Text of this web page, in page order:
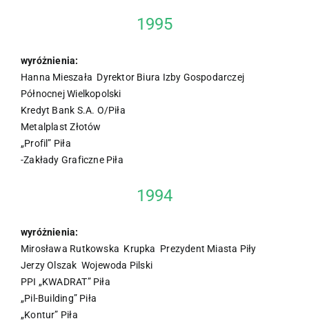
1995
wyróżnienia:
Hanna Mieszała Dyrektor Biura Izby Gospodarczej
Północnej Wielkopolski
Kredyt Bank S.A. O/Piła
Metalplast Złotów
„Profil” Piła
-Zakłady Graficzne Piła
1994
wyróżnienia:
Mirosława Rutkowska Krupka Prezydent Miasta Piły
Jerzy Olszak Wojewoda Pilski
PPI „KWADRAT” Piła
„Pil-Building” Piła
„Kontur” Piła